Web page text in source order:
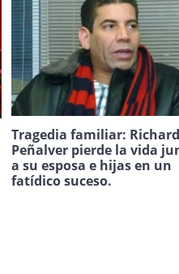
Tragedia familiar: Richard
Peñalver pierde la vida
a su esposa e hijas en un
fatídico suceso.